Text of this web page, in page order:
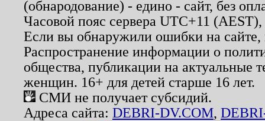
(обнародование) - едино - сайт, без
Часовой пояс сервера UTC+11
Если вы обнаружили ошибки на
Распространение информации о
общества, публикации на актуальные
женщин. 16+ для детей старше 16 лет.
СМИ не получает субсидий.
Адреса сайта: DEBRI-DV.COM,